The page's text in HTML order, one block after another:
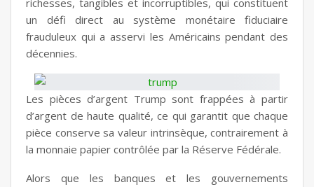
richesses, tangibles et incorruptibles, qui constituent
un défi direct au système monétaire fiduciaire
frauduleux qui a asservi les Américains pendant des
décennies.
Les pièces d’argent Trump sont frappées à partir
d’argent de haute qualité, ce qui garantit que chaque
pièce conserve sa valeur intrinsèque, contrairement à
la monnaie papier contrôlée par la Réserve Fédérale.
Alors que les banques et les gouvernements